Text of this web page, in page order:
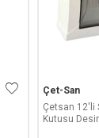
Çet-San
Çetsan 12'li
Kutusu